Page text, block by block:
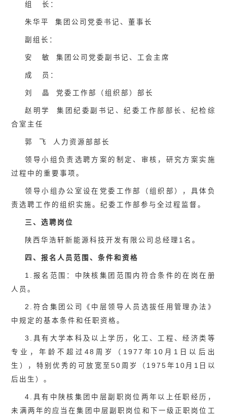
组 长：
朱华平 集团公司党委书记、董事长
副组长：
安 敏 集团公司党委副书记、工会主席
成 员：
刘 晶 党委工作部（组织部）部长
赵明学 集团纪委副书记、纪委工作部部长、纪检综
合室主任
郭 飞 人力资源部部长
领导小组负责选聘方案的制定、审核，研究方案实施
过程中的重要事项。
领导小组办公室设在党委工作部（组织部），具体负
责选聘工作的组织实施。纪委工作部参与全过程监督。
三、选聘岗位
陕西华浩轩新能源科技开发有限公司总经理1名。
四、报名人员范围、条件和资格
1.报名范围：中陕核集团范围内符合条件的在岗在册
人员。
2.符合集团公司《中层领导人员选拔任用管理办法》
中规定的基本条件和任职资格。
3.具有大学本科及以上学历，化工、工程、经济类等
专业，年龄不超过48周岁（1977年10月1日以后出
生），特别优秀的可放宽至50周岁（1975年10月1日以
后出生）。
4.具有中陕核集团中层副职岗位两年以上任职经历，
未满两年的应当在集团中层副职岗位和下一级正职岗位工